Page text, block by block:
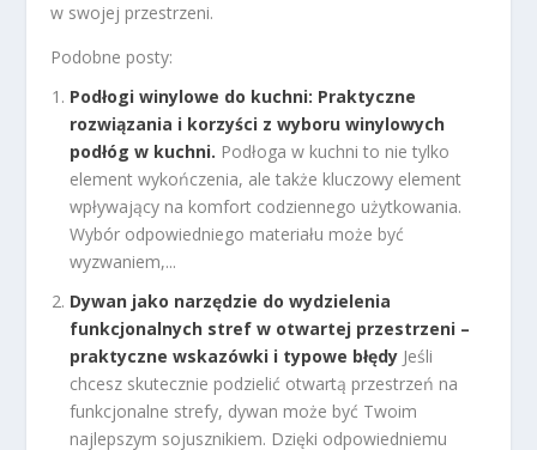
w swojej przestrzeni.
Podobne posty:
Podłogi winylowe do kuchni: Praktyczne
rozwiązania i korzyści z wyboru winylowych
podłóg w kuchni. Podłoga w kuchni to nie tylko
element wykończenia, ale także kluczowy element
wpływający na komfort codziennego użytkowania.
Wybór odpowiedniego materiału może być
wyzwaniem,...
Dywan jako narzędzie do wydzielenia
funkcjonalnych stref w otwartej przestrzeni –
praktyczne wskazówki i typowe błędy Jeśli
chcesz skutecznie podzielić otwartą przestrzeń na
funkcjonalne strefy, dywan może być Twoim
najlepszym sojusznikiem. Dzięki odpowiedniemu